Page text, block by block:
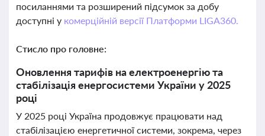
посиланнями та розширений підсумок за добу
доступні у комерційній версії Платформи LIGA360.
Стисло про головне:
Оновлення тарифів на електроенергію та
стабілізація енергосистеми України у 2025
році
У 2025 році Україна продовжує працювати над
стабілізацією енергетичної системи, зокрема, через